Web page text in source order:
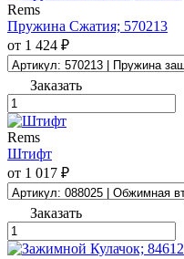
Rems
Пружина Сжатия; 570213
от 1 424 ₽
Заказать
Rems
Штифт
от 1 017 ₽
Заказать